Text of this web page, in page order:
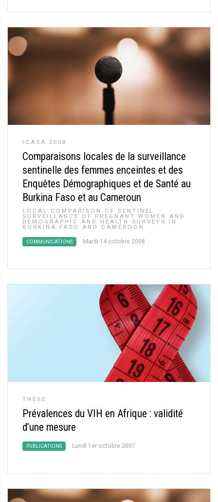
ICASA 2008
Comparaisons locales de la surveillance
sentinelle des femmes enceintes et des
Enquêtes Démographiques et de Santé au
Burkina Faso et au Cameroun
LOCAL COMPARISON OF SENTINEL
SURVEILLANCE OF PREGNANT WOMEN AND
DEMOGRAPHIC AND HEALTH SURVEYS IN
BURKINA FASO AND CAMEROON
COMMUNICATIONS Mardi 14 octobre 2008
THÈSE
Prévalences du VIH en Afrique : validité
d’une mesure
PUBLICATIONS Lundi 1er octobre 2007